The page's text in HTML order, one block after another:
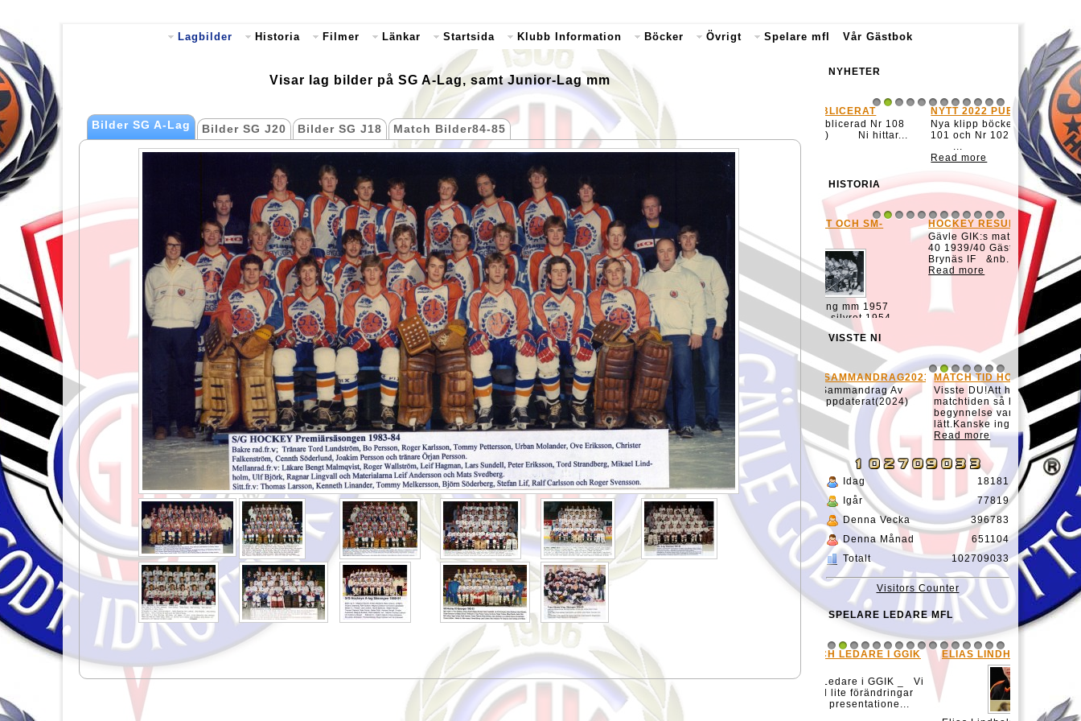
Lagbilder Historia Filmer Länkar Startsida Klubb Information Böcker Övrigt Spelare mfl Vår Gästbok
Visar lag bilder på SG A-Lag, samt Junior-Lag mm
Bilder SG A-Lag Bilder SG J20 Bilder SG J18 Match Bilder84-85
NYHETER
1 6 7 8 9 101112
NYTT 2022 PUBLICERAT
Nya klipp böcker publicerade Nr
101 och Nr 102 (nu 2022-09-27)
HISTORIA
1 2 4 6 7 8 9 101112
HOCKEY RESULTAT 1939-1965
Gävle GIK:s matcher från 1939-
40 1939/40 Gästrikeserien B
Brynäs IF &nb...
Read more
VISSTE NI
1 2 3 4 5 6
MATCH TID HOCKEY
Visste DU!Att ha koll på
matchtiden så här i ishockeyns
begynnelse var inte så
lätt.Kanske ingen bry...
Read more
Idag
Igår
Denna Vecka
Denna Månad
Totalt
18181
77819
396783
651104
102709033
Visitors Counter
SPELARE LEDARE MFL
4 5 6 1516
ELIAS LINDHOLM
Elias Lindholm Född: 1994-12-
02 i Boden, Klubbfattning: